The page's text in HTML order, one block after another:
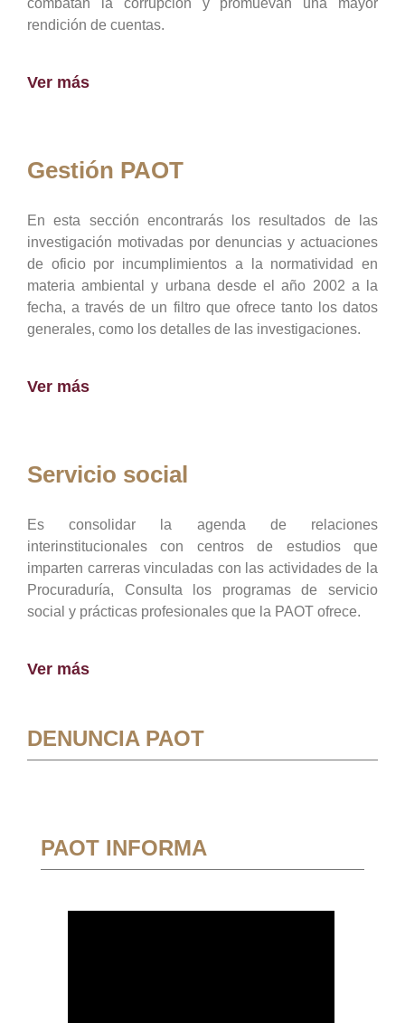
combatan la corrupción y promuevan una mayor
rendición de cuentas.
Ver más
Gestión PAOT
En esta sección encontrarás los resultados de las
investigación motivadas por denuncias y actuaciones
de oficio por incumplimientos a la normatividad en
materia ambiental y urbana desde el año 2002 a la
fecha, a través de un filtro que ofrece tanto los datos
generales, como los detalles de las investigaciones.
Ver más
Servicio social
Es consolidar la agenda de relaciones
interinstitucionales con centros de estudios que
imparten carreras vinculadas con las actividades de la
Procuraduría, Consulta los programas de servicio
social y prácticas profesionales que la PAOT ofrece.
Ver más
DENUNCIA PAOT
PAOT INFORMA